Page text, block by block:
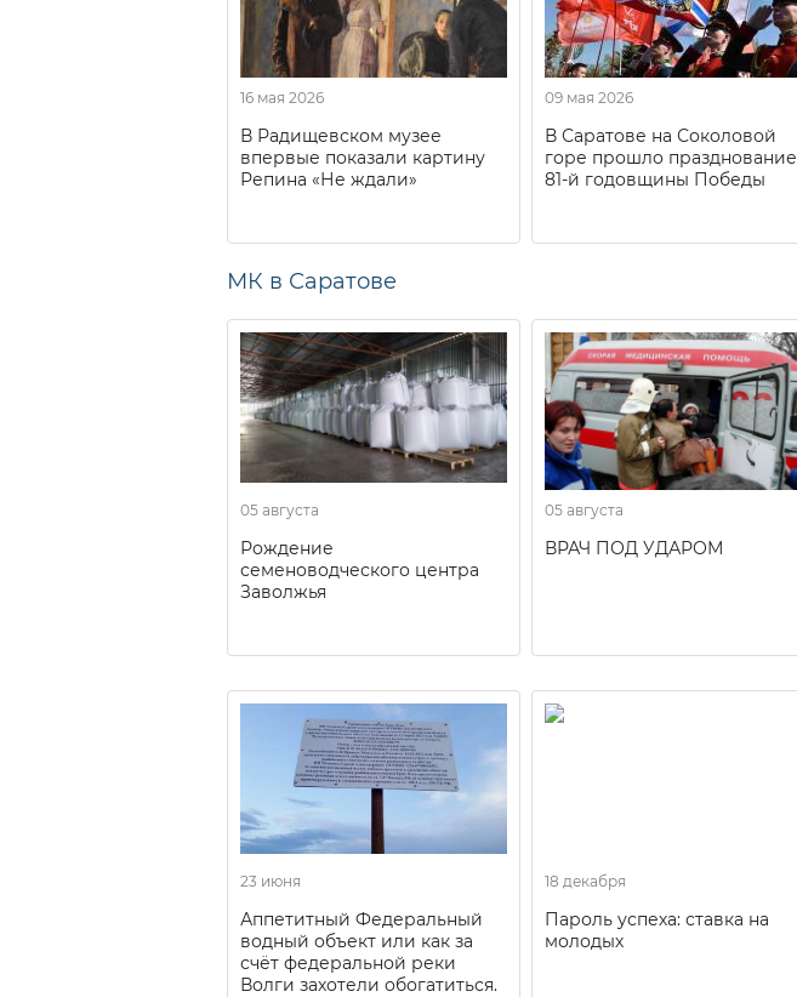
16 мая 2026
В Радищевском музее
впервые показали картину
Репина «Не ждали»
09 мая 2026
В Саратове на Соколовой
горе прошло празднование
81-й годовщины Победы
МК в Саратове
05 августа
Рождение
семеноводческого центра
Заволжья
05 августа
ВРАЧ ПОД УДАРОМ
23 июня
Аппетитный Федеральный
водный объект или как за
счёт федеральной реки
Волги захотели обогатиться.
18 декабря
Пароль успеха: ставка на
молодых